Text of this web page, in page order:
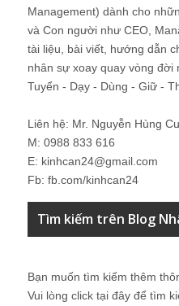
Management) dành cho
và Con người như CEO,
tài liệu, bài viết, hướng dẫn
nhân sự xoay quay vòng đời
Tuyển - Dạy - Dùng - Giữ -
Liên hệ: Mr. Nguyễn Hùng
M: 0988 833 616
E: kinhcan24@gmail.com
Fb: fb.com/kinhcan24
Tìm kiếm trên Blog
Bạn muốn tìm kiếm thêm
Vui lòng click tại đây để tìm